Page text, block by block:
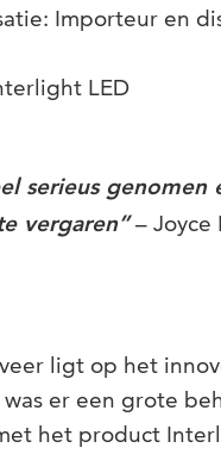
Importeur en
LED
serieus
vergaren”– Joyce
ligt op het
er een grote
het product